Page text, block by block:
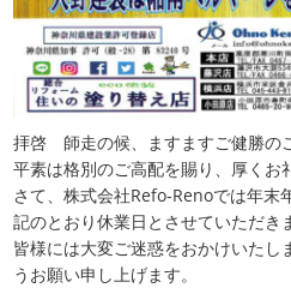
拝啓 師走の候、ますますご健勝の
平素は格別のご高配を賜り、厚くお
さて、株式会社Refo-Renoでは年末
記のとおり休業日とさせていただき
皆様には大変ご迷惑をおかけいたし
うお願い申し上げます。